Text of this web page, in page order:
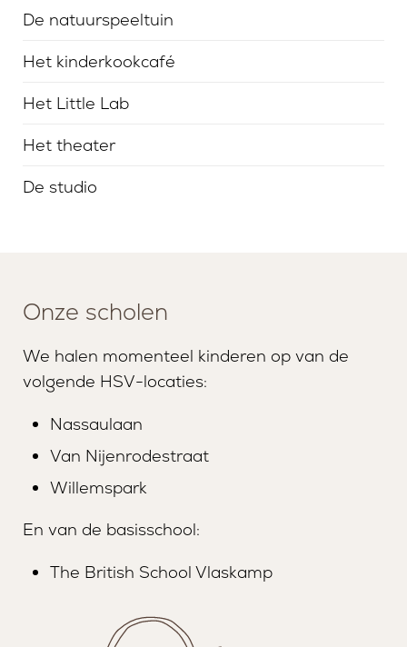
De natuurspeeltuin
Het kinderkookcafé
Het Little Lab
Het theater
De studio
Onze scholen
We halen momenteel kinderen op van de
volgende HSV-locaties:
Nassaulaan
Van Nijenrodestraat
Willemspark
En van de basisschool:
The British School Vlaskamp